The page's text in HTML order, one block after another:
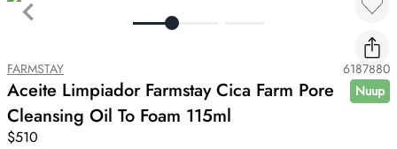
Nuup
FARMSTAY 6187880
Aceite Limpiador Farmstay Cica Farm Pore
Cleansing Oil To Foam 115ml
$510